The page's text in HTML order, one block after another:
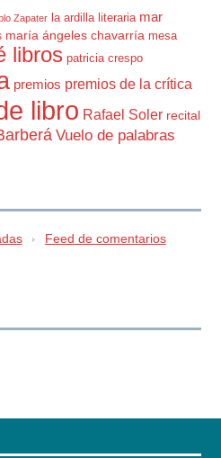
Zapater la ardilla literaria mar
maría ángeles chavarría mesa
libros patricia crespo
premios premios de la crítica
libro Rafael Soler recital
Vuelo de palabras
Feed de comentarios